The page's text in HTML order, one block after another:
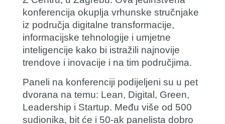
konferencija okuplja vrhunske stručnjake
iz područja digitalne transformacije,
informacijske tehnologije i umjetne
inteligencije kako bi istražili najnovije
trendove i inovacije i na tim područjima.
Paneli na konferenciji podijeljeni su u pet
dvorana na temu: Lean, Digital, Green,
Leadership i Startup. Među više od 500
sudionika, bit će i 50-ak panelista dobro